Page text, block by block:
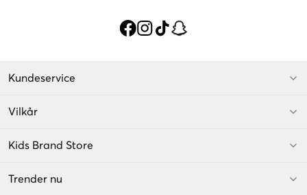
Kundeservice
Vilkår
Kids Brand Store
Trender nu